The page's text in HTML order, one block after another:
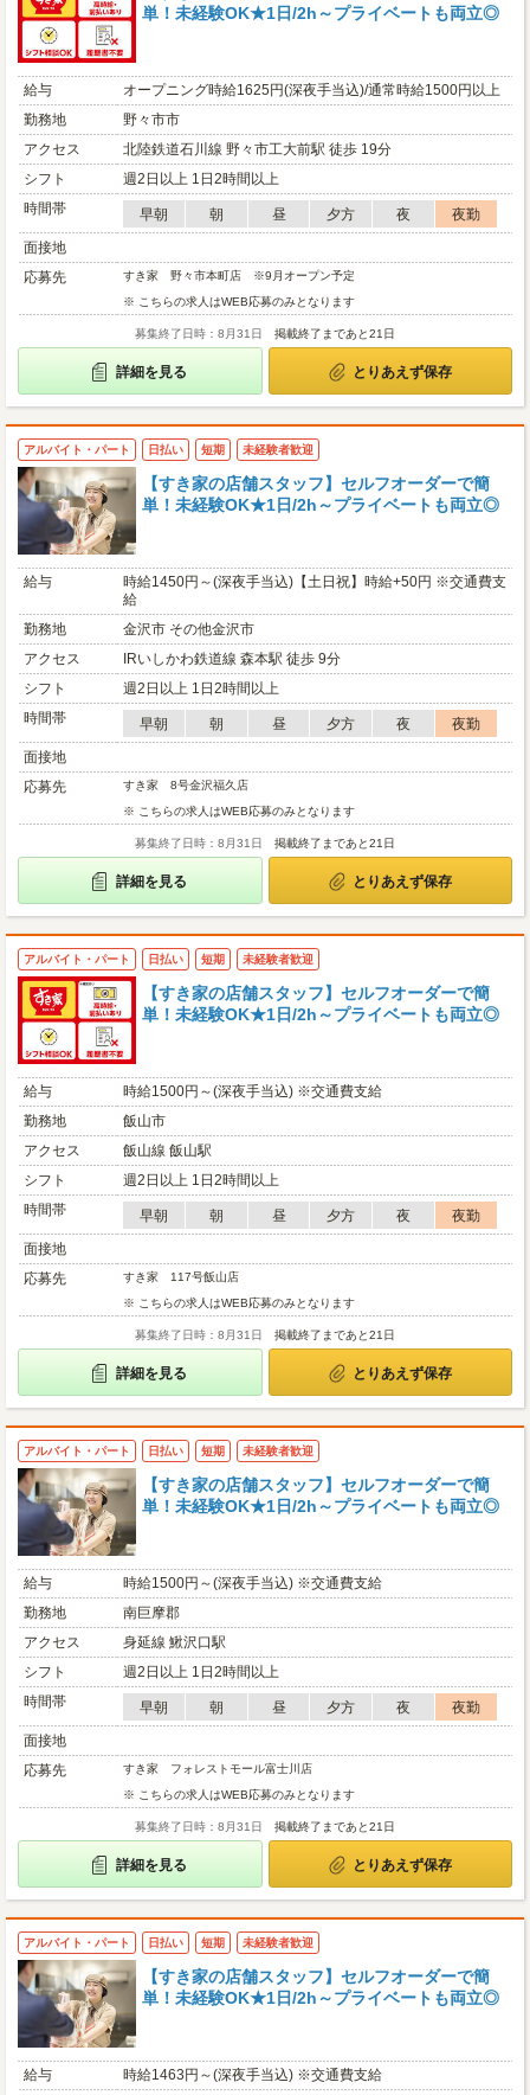
単！未経験OK★1日/2h～プライベートも両立◎
給与
オープニング時給1625円(深夜手当込)/通常時給1500円以上
勤務地
野々市市
アクセス
北陸鉄道石川線 野々市工大前駅 徒歩 19分
シフト
週2日以上 1日2時間以上
時間帯
早朝 朝 昼 夕方 夜
夜勤
面接地
応募先
すき家 野々市本町店 ※9月オープン予定
※ こちらの求人はWEB応募のみとなります
募集終了日時：8月31日 掲載終了まであと21日
詳細を見る とりあえず保存
アルバイト・パート 日払い 短期 未経験者歓迎
【すき家の店舗スタッフ】セルフオーダーで簡
単！未経験OK★1日/2h～プライベートも両立◎
給与
時給1450円～(深夜手当込)【土日祝】時給+50円 ※交通費支
給
勤務地
金沢市 その他金沢市
アクセス
IRいしかわ鉄道線 森本駅 徒歩 9分
シフト
週2日以上 1日2時間以上
時間帯
早朝 朝 昼 夕方 夜
夜勤
面接地
応募先
すき家 8号金沢福久店
※ こちらの求人はWEB応募のみとなります
募集終了日時：8月31日 掲載終了まであと21日
詳細を見る とりあえず保存
アルバイト・パート 日払い 短期 未経験者歓迎
【すき家の店舗スタッフ】セルフオーダーで簡
単！未経験OK★1日/2h～プライベートも両立◎
給与
時給1500円～(深夜手当込) ※交通費支給
勤務地
飯山市
アクセス
飯山線 飯山駅
シフト
週2日以上 1日2時間以上
時間帯
早朝 朝 昼 夕方 夜
夜勤
面接地
応募先
すき家 117号飯山店
※ こちらの求人はWEB応募のみとなります
募集終了日時：8月31日 掲載終了まであと21日
詳細を見る とりあえず保存
アルバイト・パート 日払い 短期 未経験者歓迎
【すき家の店舗スタッフ】セルフオーダーで簡
単！未経験OK★1日/2h～プライベートも両立◎
給与
時給1500円～(深夜手当込) ※交通費支給
勤務地
南巨摩郡
アクセス
身延線 鰍沢口駅
シフト
週2日以上 1日2時間以上
時間帯
早朝 朝 昼 夕方 夜
夜勤
面接地
応募先
すき家 フォレストモール富士川店
※ こちらの求人はWEB応募のみとなります
募集終了日時：8月31日 掲載終了まであと21日
詳細を見る とりあえず保存
アルバイト・パート 日払い 短期 未経験者歓迎
【すき家の店舗スタッフ】セルフオーダーで簡
単！未経験OK★1日/2h～プライベートも両立◎
給与
時給1463円～(深夜手当込) ※交通費支給